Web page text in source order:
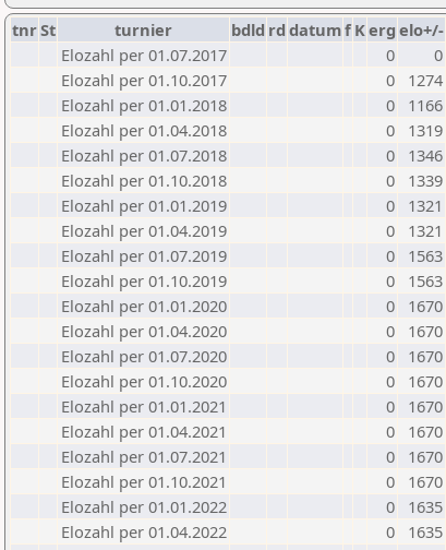
tnrSt turnier bdld rd datumf Kerg elo+/-
Elozahl per 01.07.2017
0
0
Elozahl per 01.10.2017
0
1274
Elozahl per 01.01.2018
0
1166
Elozahl per 01.04.2018
0
1319
Elozahl per 01.07.2018
0
1346
Elozahl per 01.10.2018
0
1339
Elozahl per 01.01.2019
0
1321
Elozahl per 01.04.2019
0
1321
Elozahl per 01.07.2019
0
1563
Elozahl per 01.10.2019
0
1563
Elozahl per 01.01.2020
0
1670
Elozahl per 01.04.2020
0
1670
Elozahl per 01.07.2020
0
1670
Elozahl per 01.10.2020
0
1670
Elozahl per 01.01.2021
0
1670
Elozahl per 01.04.2021
0
1670
Elozahl per 01.07.2021
0
1670
Elozahl per 01.10.2021
0
1670
Elozahl per 01.01.2022
0
1635
Elozahl per 01.04.2022
0
1635